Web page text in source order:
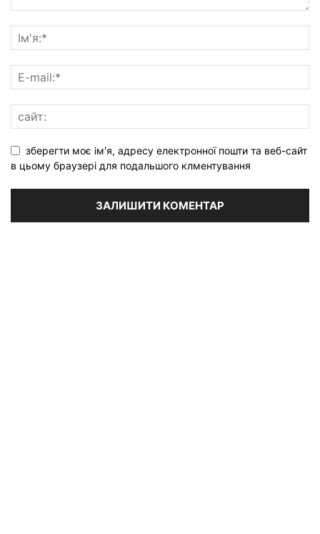
зберегти моє ім'я, адресу електронної пошти та веб-сайт
в цьому браузері для подальшого клментування